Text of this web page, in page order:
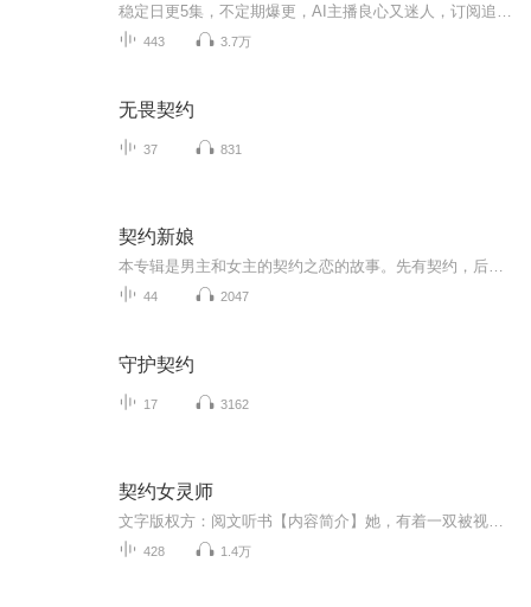
443 3.7万
无畏契约
37 831
契约新娘
44 2047
守护契约
17 3162
契约女灵师
428 1.4万